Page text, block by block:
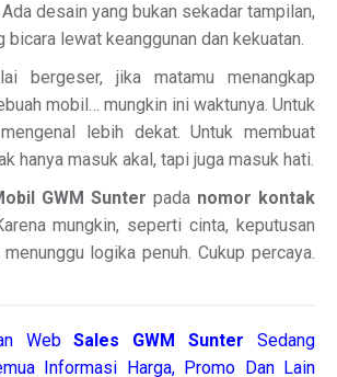
desain yang bukan sekadar tampilan,
lewat keanggunan dan kekuatan.
bergeser, jika matamu menangkap
mobil… mungkin ini waktunya. Untuk
lebih dekat. Untuk membuat
hanya masuk akal, tapi juga masuk hati.
GWM Sunter pada nomor kontak
mungkin, seperti cinta, keputusan
logika penuh. Cukup percaya.
WebSales GWM SunterSedang
Informasi Harga, Promo Dan Lain